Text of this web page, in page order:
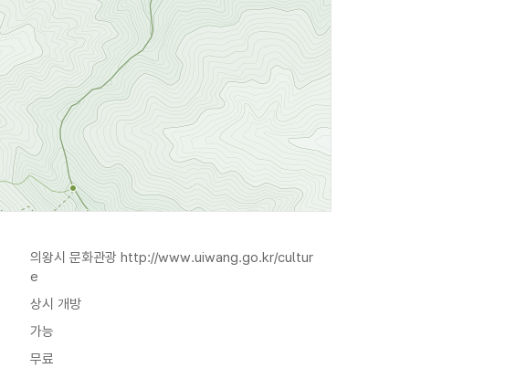
의왕시 문화관광 http://www.uiwang.go.kr/cultur
e
상시 개방
가능
무료